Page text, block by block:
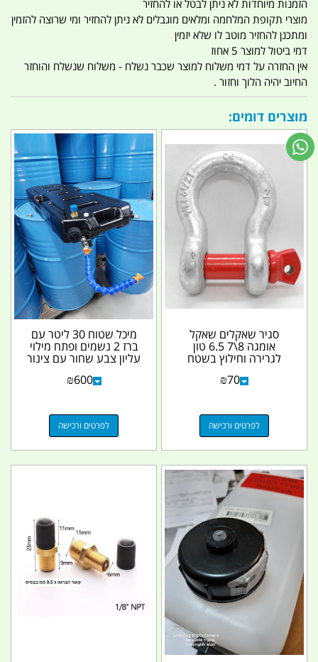
הזמנות מיוחדות לא ניתן לבטל או להחזיר
מוצרי תקופת המלחמה ומלאים מוגבלים לא ניתן להחזיר ומי שרוצה להזמין
ומתכנן להחזיר מוטב לו שלא יזמין
דמי ביטול למוצר 5 אחוז
אין החזרה על דמי משלוח למוצר שכבר נשלח - משלוח שנשלח והוחזר
החיוב יהיה הלוך וחזור .
מוצרים דומים:
סגיר שאקלים שאקל
אומגה 8\7 6.5 טון
לגרירה וחילוץ בשטח
מתאים לאימוני יחידות...
₪70
לפרטים ורכישה
מיכל שטוח 30 ליטר עם
ברז 2 נשמים ופתח מילוי
עליון צבע שחור עם צינור
₪600
לפרטים ורכישה